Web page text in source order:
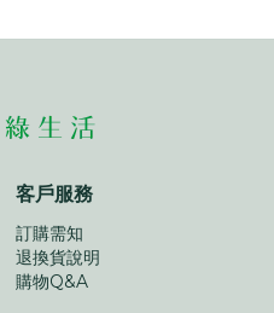
客戶服務
訂購需知
退換貨說明
購物Q&A